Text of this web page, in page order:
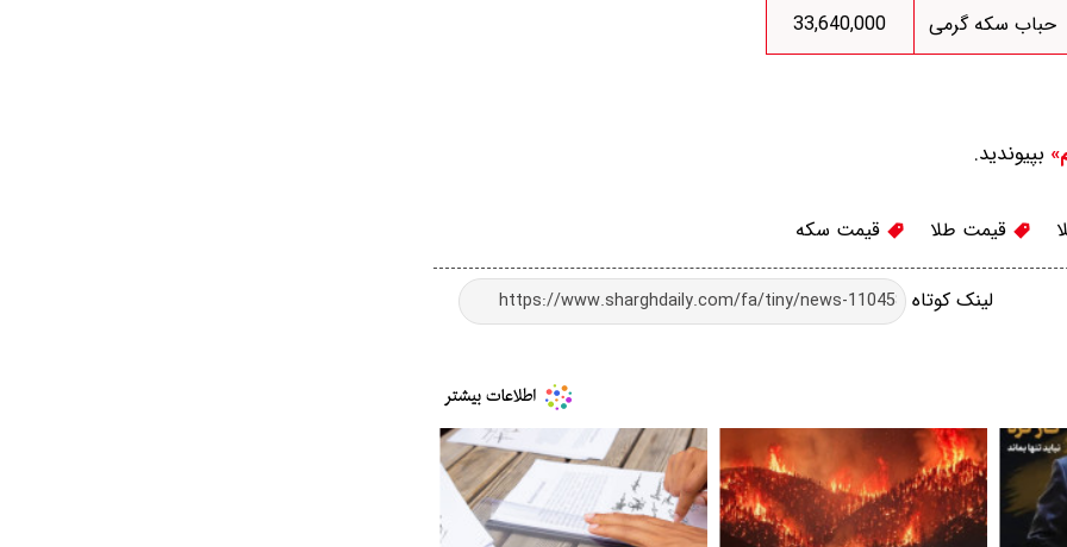
حباب سکه گرمی
33,640,000
بپیوندید.
قیمت طلا قیمت سکه
لینک کوتاه